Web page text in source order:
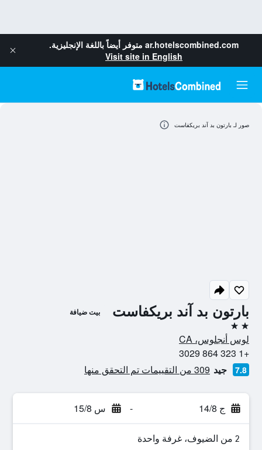
ar.hotelscombined.com متوفر أيضاً باللغة الإنجليزية.
Visit site in English
بارتون بد آند بريكفاست بيت ضيافة
2 نجمتين
لوس أنجلوس، CA
+1 323 864 3029
7.8 جيد 309 من التقييمات تم التحقق منها
ج 14/8 - س 15/8
2 من الضيوف، غرفة واحدة
صور لـ بارتون بد آند بريكفاست